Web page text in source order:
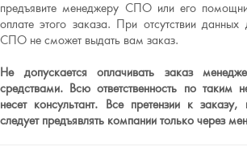
предъявите менеджеру СПО или его
оплате этого заказа. При отсутствии
СПО не сможет выдать вам заказ.
Не допускается оплачивать заказ
средствами. Всю ответственность по таким
несет консультант. Все претензии к
следует предъявлять компании только через